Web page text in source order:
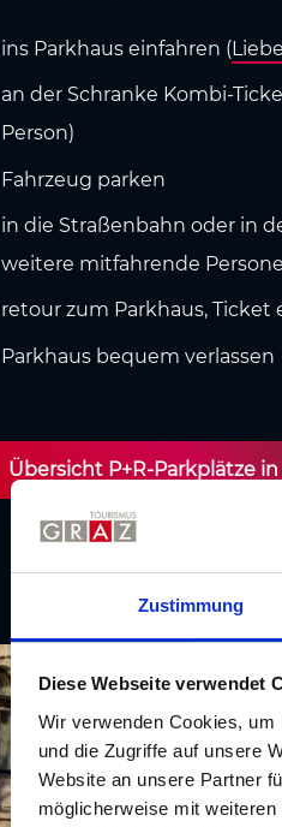
Zustimmung
Diese Webseite verwendet
Wir verwenden Cookies,
und die Zugriffe auf unsere
Website an unsere Partner
möglicherweise mit
ins Parkhaus einfahren (
an der Schranke Kombi-
Person)
Fahrzeug parken
in die Straßenbahn oder in
weitere mitfahrende
retour zum Parkhaus,
Parkhaus bequem verlassen
Übersicht P+R-Parkplätze in